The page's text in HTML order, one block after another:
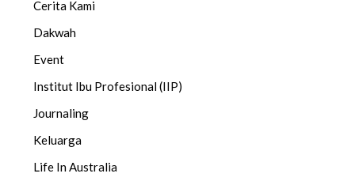
Cerita Kami
Dakwah
Event
Institut Ibu Profesional (IIP)
Journaling
Keluarga
Life In Australia